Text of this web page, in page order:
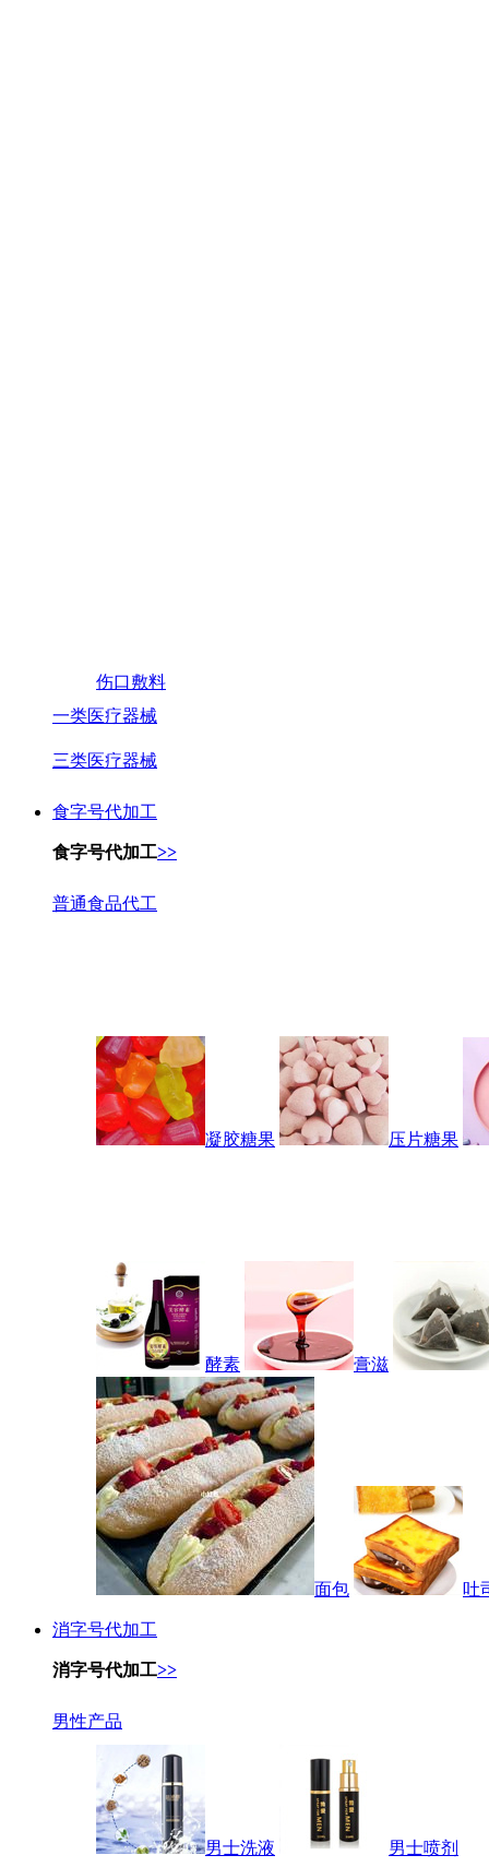
伤口敷料
一类医疗器械
三类医疗器械
食字号代加工
食字号代加工>>
普通食品代工
凝胶糖果 压片糖果
酵素 膏滋
面包 吐
消字号代加工
消字号代加工>>
男性产品
男士洗液 男士喷剂